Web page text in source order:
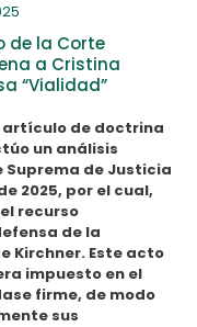
de la Corte
a Cristina
“Vialidad”
artículo de doctrina
un análisis
Suprema de Justicia
2025, por el cual,
recurso
de la
Kirchner. Este acto
impuesto en el
firme, de modo
sus